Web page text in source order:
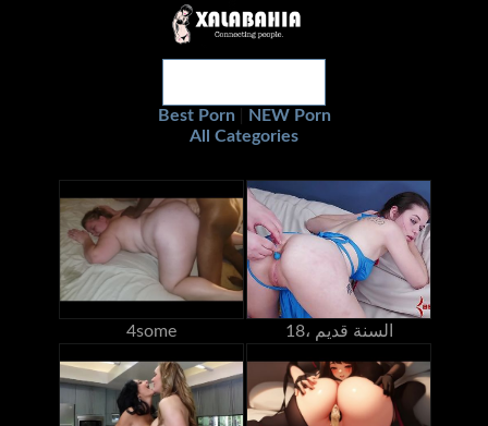
Best Porn
NEW Porn
All Categories
4some 18، السنة قديم